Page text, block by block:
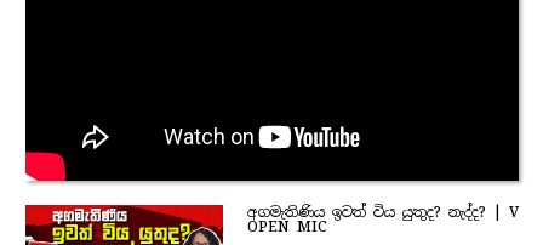
අගමැතිණිය ඉවත් විය යුතුද? නැද්ද? | V
OPEN MIC